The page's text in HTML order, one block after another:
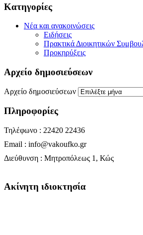
Kατηγορίες
Νέα και ανακοινώσεις
Ειδήσεις
Πρακτικά Διοικητικών
Προκηρύξεις
Αρχείο δημοσιεύσεων
Αρχείο δημοσιεύσεων
Πληροφορίες
Τηλέφωνο : 22420 22436
Email : info@vakoufko.gr
Διεύθυνση : Μητροπόλεως 1, Κώς
Ακίνητη ιδιοκτησία